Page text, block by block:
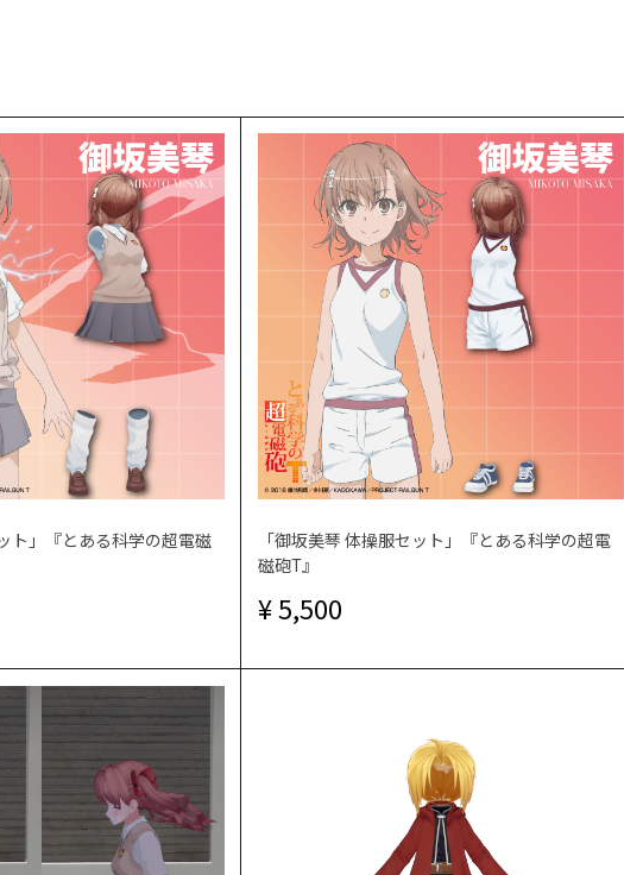
ト」『とある科学の超電磁
「御坂美琴 体操服セット」『とある科学の超電
磁砲T』
5,500